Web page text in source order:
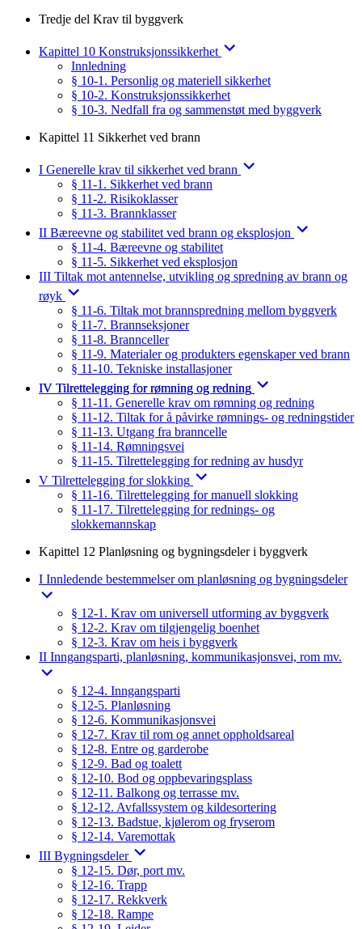
Tredje del Krav til byggverk
Kapittel 10 Konstruksjonssikkerhet
Innledning
§ 10-1. Personlig og materiell sikkerhet
§ 10-2. Konstruksjonssikkerhet
§ 10-3. Nedfall fra og sammenstøt med byggverk
Kapittel 11 Sikkerhet ved brann
I Generelle krav til sikkerhet ved brann
§ 11-1. Sikkerhet ved brann
§ 11-2. Risikoklasser
§ 11-3. Brannklasser
II Bæreevne og stabilitet ved brann og eksplosjon
§ 11-4. Bæreevne og stabilitet
§ 11-5. Sikkerhet ved eksplosjon
III Tiltak mot antennelse, utvikling og spredning av brann og
røyk
§ 11-6. Tiltak mot brannspredning mellom byggverk
§ 11-7. Brannseksjoner
§ 11-8. Brannceller
§ 11-9. Materialer og produkters egenskaper ved brann
§ 11-10. Tekniske installasjoner
IV Tilrettelegging for rømning og redning
§ 11-11. Generelle krav om rømning og redning
§ 11-12. Tiltak for å påvirke rømnings- og redningstider
§ 11-13. Utgang fra branncelle
§ 11-14. Rømningsvei
§ 11-15. Tilrettelegging for redning av husdyr
V Tilrettelegging for slokking
§ 11-16. Tilrettelegging for manuell slokking
§ 11-17. Tilrettelegging for rednings- og
slokkemannskap
Kapittel 12 Planløsning og bygningsdeler i byggverk
I Innledende bestemmelser om planløsning og bygningsdeler
§ 12-1. Krav om universell utforming av byggverk
§ 12-2. Krav om tilgjengelig boenhet
§ 12-3. Krav om heis i byggverk
II Inngangsparti, planløsning, kommunikasjonsvei, rom mv.
§ 12-4. Inngangsparti
§ 12-5. Planløsning
§ 12-6. Kommunikasjonsvei
§ 12-7. Krav til rom og annet oppholdsareal
§ 12-8. Entre og garderobe
§ 12-9. Bad og toalett
§ 12-10. Bod og oppbevaringsplass
§ 12-11. Balkong og terrasse mv.
§ 12-12. Avfallssystem og kildesortering
§ 12-13. Badstue, kjølerom og fryserom
§ 12-14. Varemottak
III Bygningsdeler
§ 12-15. Dør, port mv.
§ 12-16. Trapp
§ 12-17. Rekkverk
§ 12-18. Rampe